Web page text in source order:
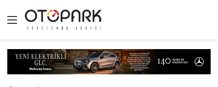
Menü